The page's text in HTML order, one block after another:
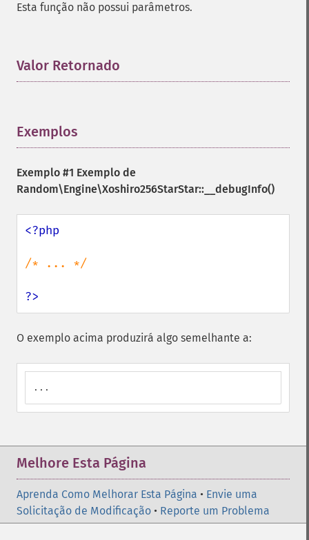
Esta função não possui parâmetros.
Valor Retornado
Exemplos
Exemplo #1 Exemplo de
Random\Engine\Xoshiro256StarStar::__debugInfo()
<?php
/* ... */
?>
O exemplo acima produzirá algo semelhante a:
...
Melhore Esta Página
Aprenda Como Melhorar Esta Página • Envie uma
Solicitação de Modificação • Reporte um Problema